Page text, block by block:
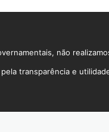
não
transparência e